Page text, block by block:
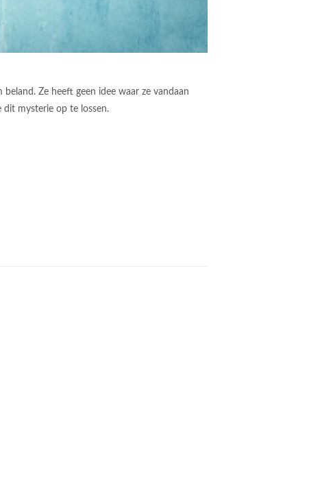
Ze heeft geen idee waar ze vandaan
dit mysterie op te lossen.